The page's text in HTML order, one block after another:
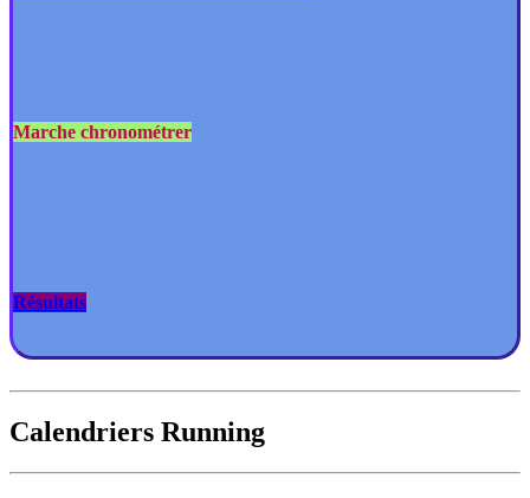
Marche chronométrer
Résultats
Calendriers Running